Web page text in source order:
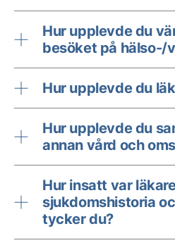
Hur upplevde du
besöket på hälso-/
Hur upplevde du
Hur upplevde du
annan vård och
Hur insatt var
sjukdomshistoria
tycker du?